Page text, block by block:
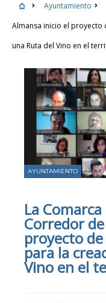
Ayuntamiento
Almansa inicio el
una Ruta del Vino en el
AYUNTAMIENTO
La
Corredor
proyecto
para la
Vino en el